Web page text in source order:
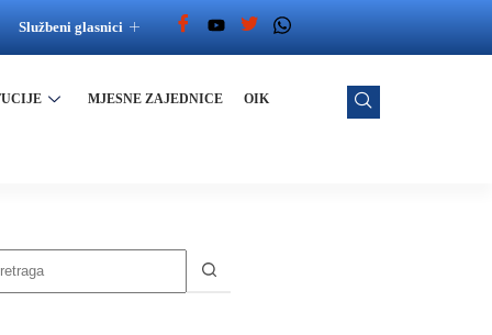
Službeni glasnici
MJESNE ZAJEDNICE OIK